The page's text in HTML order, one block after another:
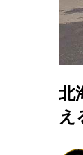
北
え